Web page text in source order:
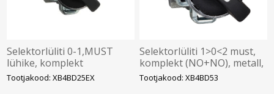
Selektorlüliti 0-1,MUST
lühike, komplekt
1NO+1NC, raam, metall,
ATEX, Schneider
Tootjakood: XB4BD25EX
Selektorlüliti 1>0<2 must,
komplekt (NO+NO), metall,
Schneider
Tootjakood: XB4BD53